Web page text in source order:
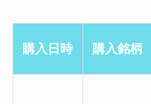
購入日時 購入銘柄